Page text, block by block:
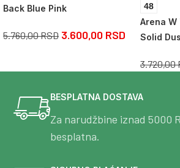
Back Blue Pink
5.760,00RSD 3.600,00 RSD
48
Arena W
Solid
3.720,00
BESPLATNA DOSTAVA
Za narudžbine iznad 5000
besplatna.